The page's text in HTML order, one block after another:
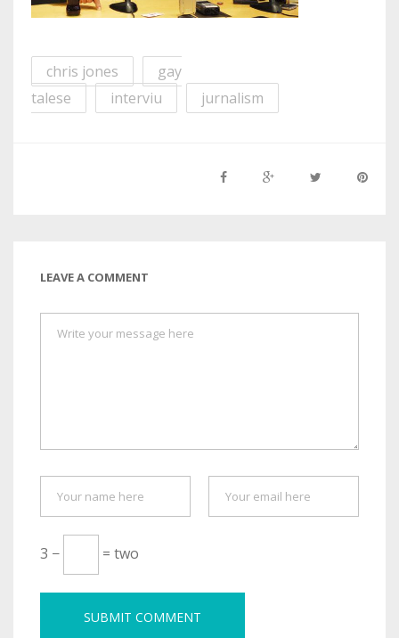
chris jones
gay
talese
interviu jurnalism
LEAVE A COMMENT
3 − = two